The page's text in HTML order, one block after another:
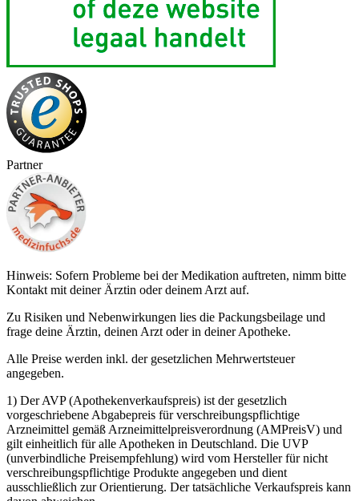
Partner
Hinweis: Sofern Probleme bei der Medikation auftreten, nimm bitte
Kontakt mit deiner Ärztin oder deinem Arzt auf.
Zu Risiken und Nebenwirkungen lies die Packungsbeilage und
frage deine Ärztin, deinen Arzt oder in deiner Apotheke.
Alle Preise werden inkl. der gesetzlichen Mehrwertsteuer
angegeben.
1) Der AVP (Apothekenverkaufspreis) ist der gesetzlich
vorgeschriebene Abgabepreis für verschreibungspflichtige
Arzneimittel gemäß Arzneimittelpreisverordnung (AMPreisV) und
gilt einheitlich für alle Apotheken in Deutschland. Die UVP
(unverbindliche Preisempfehlung) wird vom Hersteller für nicht
verschreibungspflichtige Produkte angegeben und dient
ausschließlich zur Orientierung. Der tatsächliche Verkaufspreis kann